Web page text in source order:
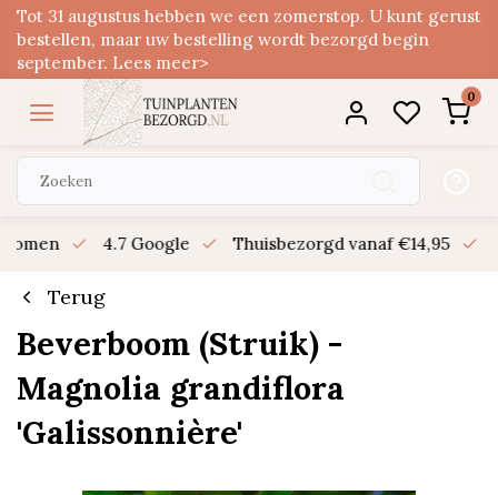
Tot 31 augustus hebben we een zomerstop. U kunt gerust
bestellen, maar uw bestelling wordt bezorgd begin
september. Lees meer>
0
4.7 Google Thuisbezorgd vanaf €14,95
Terug
Beverboom (Struik) -
Magnolia grandiflora
'Galissonnière'